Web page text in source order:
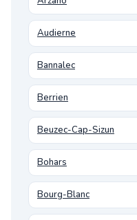
Audierne
Bannalec
Berrien
Beuzec-Cap-Sizun
Bohars
Bourg-Blanc